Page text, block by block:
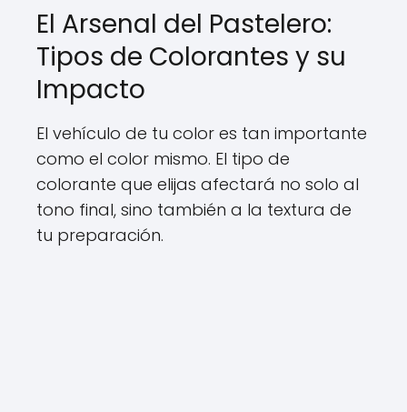
El Arsenal del Pastelero:
Tipos de Colorantes y su
Impacto
El vehículo de tu color es tan importante
como el color mismo. El tipo de
colorante que elijas afectará no solo al
tono final, sino también a la textura de
tu preparación.